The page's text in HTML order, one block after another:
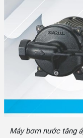
Máy bơm nước tăng